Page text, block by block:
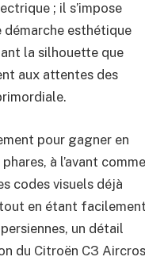
; il s’impose
esthétique
la silhouette que
aux attentes des
pour gagner en
à l’avant
codes visuels déjà
en étant facilement
un détail
du Citroën C3